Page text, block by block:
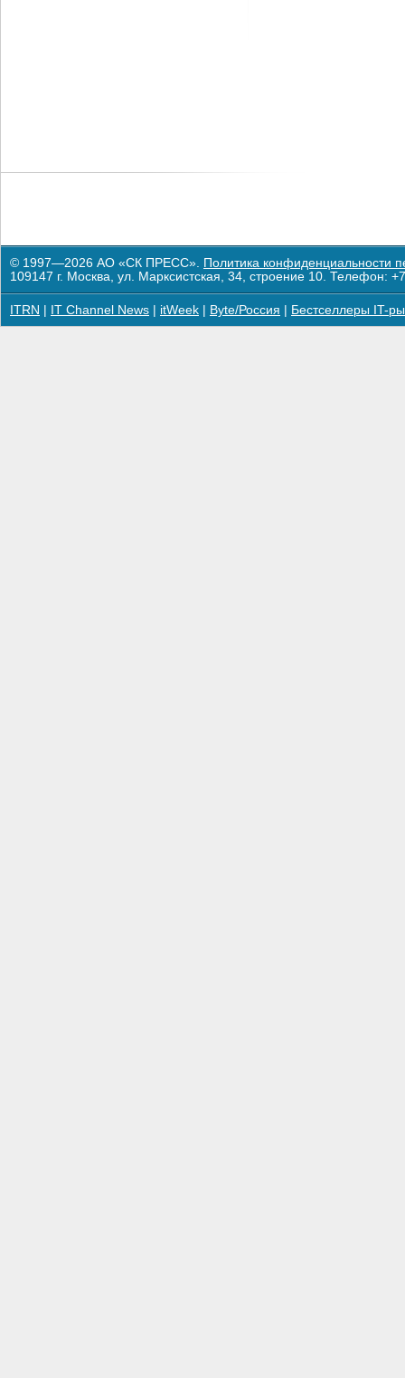
© 1997—2026 АО «СК ПРЕСС». Политика конфиденциальности
109147 г. Москва, ул. Марксистская, 34, строение 10. Телефон:
ITRN IT Channel News itWeek Byte/Россия Бестселлеры IT-